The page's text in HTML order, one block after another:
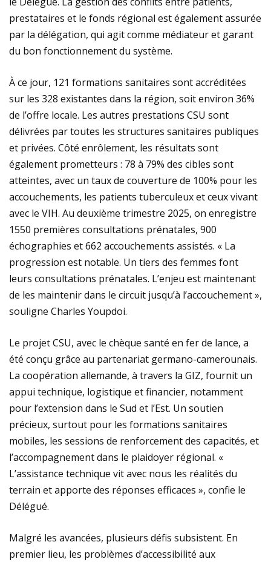
prestataires et le fonds régional est également assurée
par la délégation, qui agit comme médiateur et garant
du bon fonctionnement du système.
À ce jour, 121 formations sanitaires sont accréditées
sur les 328 existantes dans la région, soit environ 36%
de l’offre locale. Les autres prestations CSU sont
délivrées par toutes les structures sanitaires publiques
et privées. Côté enrôlement, les résultats sont
également prometteurs : 78 à 79% des cibles sont
atteintes, avec un taux de couverture de 100% pour les
accouchements, les patients tuberculeux et ceux vivant
avec le VIH. Au deuxième trimestre 2025, on enregistre
1550 premières consultations prénatales, 900
échographies et 662 accouchements assistés. « La
progression est notable. Un tiers des femmes font
leurs consultations prénatales. L’enjeu est maintenant
de les maintenir dans le circuit jusqu’à l’accouchement »,
souligne Charles Youpdoi.
Le projet CSU, avec le chèque santé en fer de lance, a
été conçu grâce au partenariat germano-camerounais.
La coopération allemande, à travers la GIZ, fournit un
appui technique, logistique et financier, notamment
pour l’extension dans le Sud et l’Est. Un soutien
précieux, surtout pour les formations sanitaires
mobiles, les sessions de renforcement des capacités, et
l’accompagnement dans le plaidoyer régional. «
L’assistance technique vit avec nous les réalités du
terrain et apporte des réponses efficaces », confie le
Délégué.
Malgré les avancées, plusieurs défis subsistent. En
premier lieu, les problèmes d’accessibilité aux